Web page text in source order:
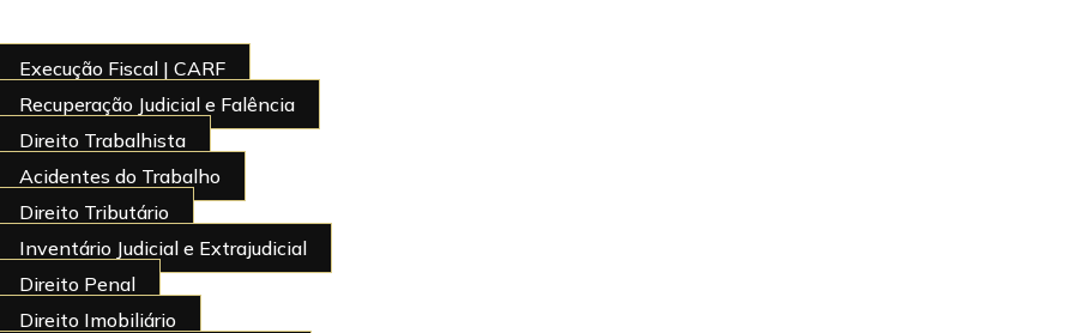
Execução Fiscal | CARF
Recuperação Judicial e Falência
Direito Trabalhista
Acidentes do Trabalho
Direito Tributário
Inventário Judicial e Extrajudicial
Direito Penal
Direito Imobiliário